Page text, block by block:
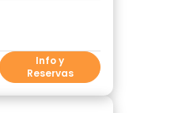
Info y
Reservas